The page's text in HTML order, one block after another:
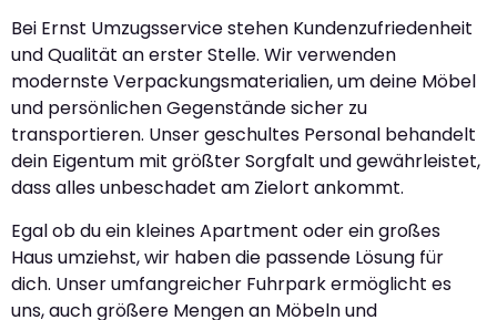
Bei Ernst Umzugsservice stehen Kundenzufriedenheit
und Qualität an erster Stelle. Wir verwenden
modernste Verpackungsmaterialien, um deine Möbel
und persönlichen Gegenstände sicher zu
transportieren. Unser geschultes Personal behandelt
dein Eigentum mit größter Sorgfalt und gewährleistet,
dass alles unbeschadet am Zielort ankommt.
Egal ob du ein kleines Apartment oder ein großes
Haus umziehst, wir haben die passende Lösung für
dich. Unser umfangreicher Fuhrpark ermöglicht es
uns, auch größere Mengen an Möbeln und